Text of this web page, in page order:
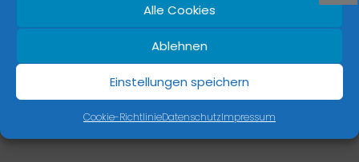
Alle Cookies
Ablehnen
Einstellungen speichern
Cookie-RichtlinieDatenschutzImpressum